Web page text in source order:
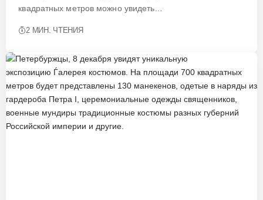
квадратных метров можно увидеть…
2 МИН. ЧТЕНИЯ